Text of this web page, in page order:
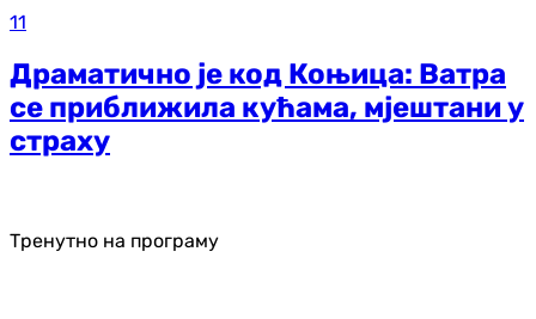
11
Драматично је код Коњица: Ватра
се приближила кућама, мјештани у
страху
Тренутно на програму